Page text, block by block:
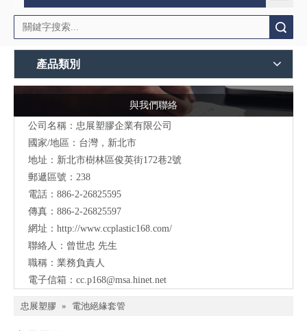
產品類別
與我們聯絡
公司名稱：忠展塑膠企業有限公司
國家/地區：台灣，新北市
地址： 新北市樹林區俊英街172巷2號
郵遞區號：238
電話：886-2-26825595
傳真：886-2-26825597
網址： http://www.ccplastic168.com/
聯絡人：曾世忠 先生
職稱：業務負責人
電子信箱： cc.p168@msa.hinet.net
忠展塑膠 » 電池絕緣套管